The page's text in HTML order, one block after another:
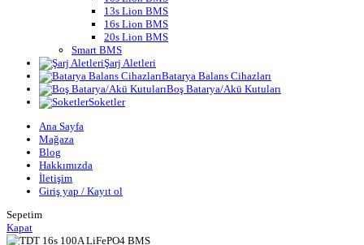
13s Lion BMS
16s Lion BMS
20s Lion BMS
Smart BMS
Şarj Aletleri
Batarya Balans Cihazları
Boş Batarya/Akü Kutuları
Soketler
Ana Sayfa
Mağaza
Blog
Hakkımızda
İletişim
Giriş yap / Kayıt ol
Sepetim
Kapat